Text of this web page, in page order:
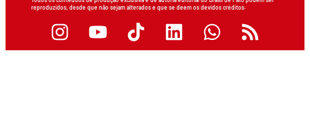
reproduzidos, desde que não sejam alterados e que se deem os devidos créditos.